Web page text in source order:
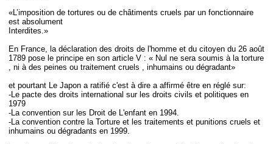
«L’imposition de tortures ou de châtiments cruels par un fonctionnaire
est absolument
Interdites.»
En France, la déclaration des droits de l'homme et du citoyen du 26 août
1789 pose le principe en son article V : « Nul ne sera soumis à la torture
, ni à des peines ou traitement cruels , inhumains ou dégradant»
et pourtant Le Japon a ratifié c'est à dire a affirmé être en réglé sur:
-Le pacte des droits international sur les droits civils et politiques en
1979
-La convention sur les Droit de L'enfant en 1994.
-La convention contre la Torture et les traitements et punitions cruels et
inhumains ou dégradants en 1999.